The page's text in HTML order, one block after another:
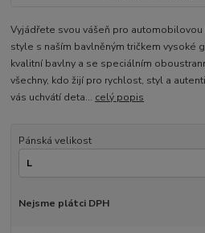
Vyjádřete svou vášeň pro
style s naším bavlněným tričkem vysoké
kvalitní bavlny a se speciálním
všechny, kdo žijí pro rychlost, styl a
vás uchvátí deta... celý popis
Pánská velikost
Nejsme plátci DPH